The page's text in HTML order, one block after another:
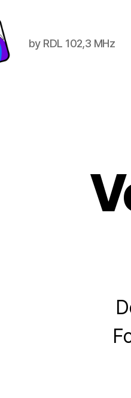
by RDL 102,3 MHz